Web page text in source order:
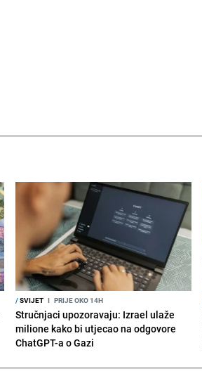
/SVIJET I PRIJE OKO 14H
Stručnjaci upozoravaju: Izrael ulaže
milione kako bi utjecao na odgovore
ChatGPT-a o Gazi